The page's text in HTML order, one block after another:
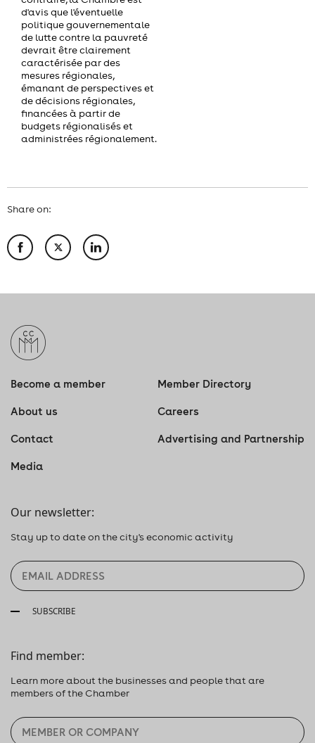
d'avis que l'éventuelle
politique gouvernementale
de lutte contre la pauvreté
devrait être clairement
caractérisée par des
mesures régionales,
émanant de perspectives et
de décisions régionales,
financées à partir de
budgets régionalisés et
administrées régionalement.
Share on:
Become a member Member Directory
About us Careers
Contact Advertising and Partnership
Media
Our newsletter:
Stay up to date on the city's economic activity
SUBSCRIBE
Find member:
Learn more about the businesses and people that are
members of the Chamber